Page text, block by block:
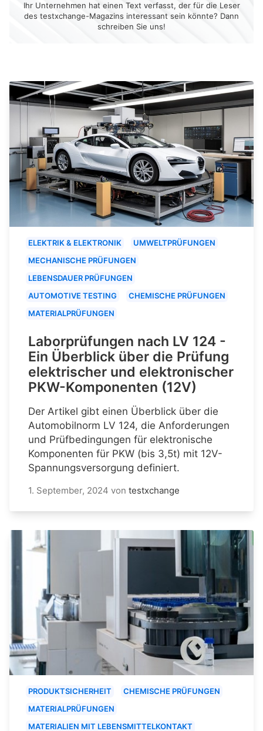
Ihr Unternehmen hat einen Text verfasst, der für die Leser
des testxchange-Magazins interessant sein könnte? Dann
schreiben Sie uns!
ELEKTRIK & ELEKTRONIK
UMWELTPRÜFUNGEN
MECHANISCHE PRÜFUNGEN
LEBENSDAUER PRÜFUNGEN
AUTOMOTIVE TESTING
CHEMISCHE PRÜFUNGEN
MATERIALPRÜFUNGEN
Laborprüfungen nach LV 124 -
Ein Überblick über die Prüfung
elektrischer und elektronischer
PKW-Komponenten (12V)
Der Artikel gibt einen Überblick über die
Automobilnorm LV 124, die Anforderungen
und Prüfbedingungen für elektronische
Komponenten für PKW (bis 3,5t) mit 12V-
Spannungsversorgung definiert.
1. September, 2024 von testxchange
PRODUKTSICHERHEIT
CHEMISCHE PRÜFUNGEN
MATERIALPRÜFUNGEN
MATERIALIEN MIT LEBENSMITTELKONTAKT